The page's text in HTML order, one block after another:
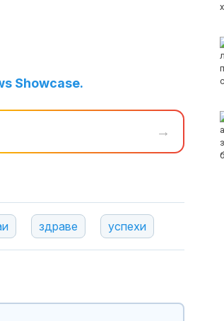
Showcase.
→
здраве успехи
Самолет не успя да
излети от Солун
двигателя